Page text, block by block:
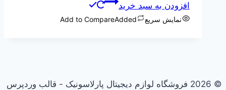
افزودن به سبد خرید
نمایش سریع Add to CompareAdded
© 2026 فروشگاه لوازم دیجیتال پارلاسونیک - قالب وردپرس